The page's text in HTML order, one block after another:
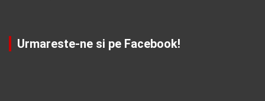
Urmareste-ne si pe Facebook!